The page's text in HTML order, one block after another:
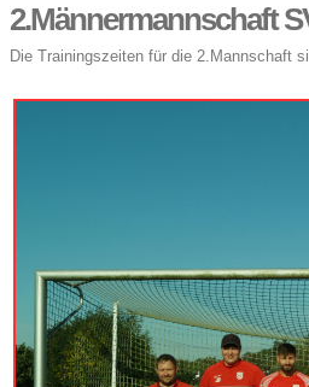
2.Männermannschaft
Die Trainingszeiten für die 2.Mannschaft